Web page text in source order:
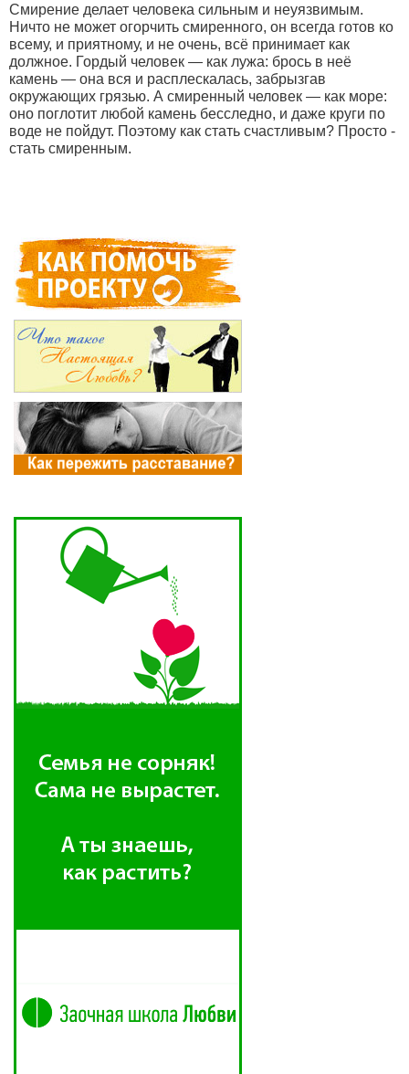
Смирение делает человека сильным и неуязвимым.
Ничто не может огорчить смиренного, он всегда готов ко
всему, и приятному, и не очень, всё принимает как
должное. Гордый человек — как лужа: брось в неё
камень — она вся и расплескалась, забрызгав
окружающих грязью. А смиренный человек — как море:
оно поглотит любой камень бесследно, и даже круги по
воде не пойдут. Поэтому как стать счастливым? Просто -
стать смиренным.